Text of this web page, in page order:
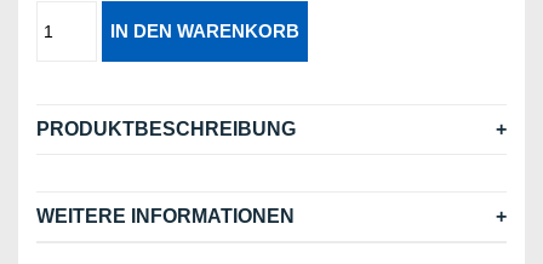
PRODUKTBESCHREIBUNG
WEITERE INFORMATIONEN